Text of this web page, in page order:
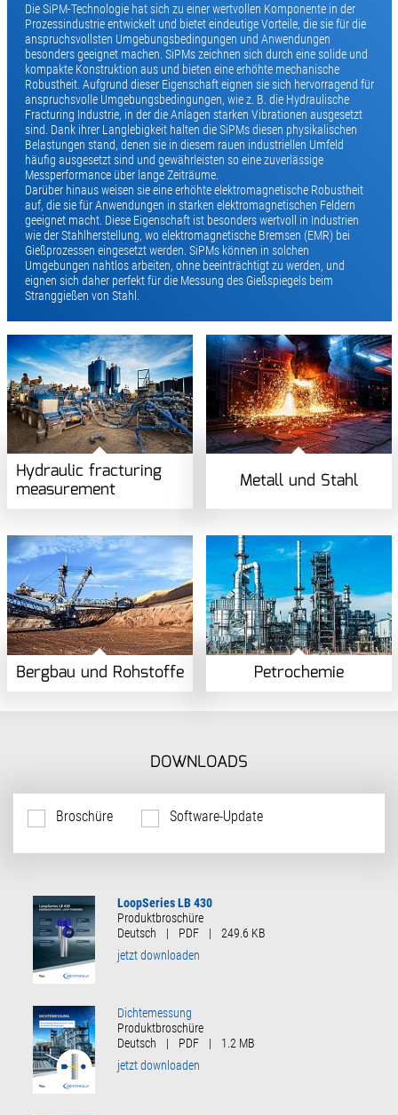
Die SiPM-Technologie hat sich zu einer wertvollen Komponente in der
Prozessindustrie entwickelt und bietet eindeutige Vorteile, die sie für die
anspruchsvollsten Umgebungsbedingungen und Anwendungen
besonders geeignet machen. SiPMs zeichnen sich durch eine solide und
kompakte Konstruktion aus und bieten eine erhöhte mechanische
Robustheit. Aufgrund dieser Eigenschaft eignen sie sich hervorragend für
anspruchsvolle Umgebungsbedingungen, wie z. B. die Hydraulische
Fracturing Industrie, in der die Anlagen starken Vibrationen ausgesetzt
sind. Dank ihrer Langlebigkeit halten die SiPMs diesen physikalischen
Belastungen stand, denen sie in diesem rauen industriellen Umfeld
häufig ausgesetzt sind und gewährleisten so eine zuverlässige
Messperformance über lange Zeiträume.
Darüber hinaus weisen sie eine erhöhte elektromagnetische Robustheit
auf, die sie für Anwendungen in starken elektromagnetischen Feldern
geeignet macht. Diese Eigenschaft ist besonders wertvoll in Industrien
wie der Stahlherstellung, wo elektromagnetische Bremsen (EMR) bei
Gießprozessen eingesetzt werden. SiPMs können in solchen
Umgebungen nahtlos arbeiten, ohne beeinträchtigt zu werden, und
eignen sich daher perfekt für die Messung des Gießspiegels beim
Stranggießen von Stahl.
Hydraulic fracturing
measurement Metall und Stahl
Bergbau und Rohstoffe Petrochemie
DOWNLOADS
Broschüre Software-Update
LoopSeries LB 430
Produktbroschüre
Deutsch
| PDF |
249.6 KB
jetzt downloaden
Dichtemessung
Produktbroschüre
Deutsch
| PDF |
1.2 MB
jetzt downloaden